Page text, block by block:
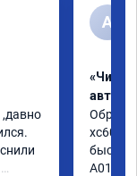
,давно
А
«Чип
xc60
быстро